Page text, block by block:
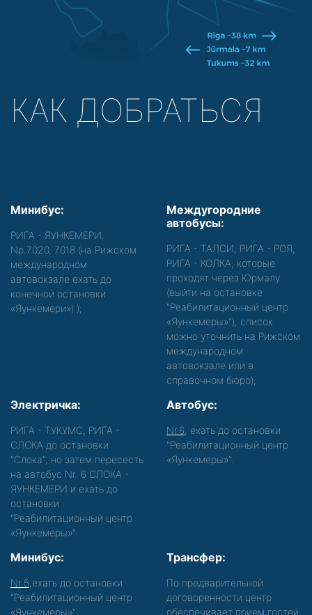
КАК ДОБРАТЬСЯ
Минибус:
РИГА - ЯУНКЕМЕРИ,
Nр.7020, 7018 (на Рижском
международном
автовокзале ехать до
конечной остановки
«Яункемери») );
Междугородние
автобусы:
РИГА - ТАЛСИ, РИГА - РОЯ,
РИГА - КОЛКА, которые
проходят через Юрмалу
(выйти на остановке
"Реабилитационный центр
«Яункемеры»"), список
можно уточнить на Рижском
международном
автовокзале или в
справочном бюро);
Электричка:
РИГА - ТУКУМС, РИГА -
СЛОКА до остановки
"Слока", но затем пересесть
на автобус Nr. 6 СЛОКА -
ЯУНКЕМЕРИ и ехать до
остановки
"Реабилитационный центр
«Яункемеры»".
Автобус:
Nr.6 , ехать до остановки
"Реабилитационный центр
«Яункемеры»".
Минибус:
Nr.5 ,ехать до остановки
"Реабилитационный центр
«Яункемеры»".
Трансфер:
По предварительной
договоренности центр
обеспечивает прием гостей